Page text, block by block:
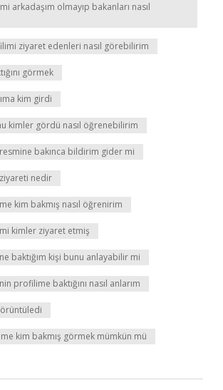
arkadaşım olmayıp bakanları nasıl
ziyaret edenleri nasıl görebilirim
görmek
kim girdi
kimler gördü nasıl öğrenebilirim
bakınca bildirim gider mi
nedir
kim bakmış nasıl öğrenirim
kimler ziyaret etmiş
baktığım kişi bunu anlayabilir mi
profilime baktığını nasıl anlarım
kim bakmış görmek mümkün mü